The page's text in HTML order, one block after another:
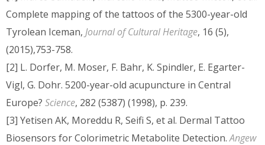
Complete mapping of the tattoos of the 5300-year-old
Tyrolean Iceman, Journal of Cultural Heritage, 16 (5),
(2015),753-758.
[2] L. Dorfer, M. Moser, F. Bahr, K. Spindler, E. Egarter-
Vigl, G. Dohr. 5200-year-old acupuncture in Central
Europe? Science, 282 (5387) (1998), p. 239.
[3] Yetisen AK, Moreddu R, Seifi S, et al. Dermal Tattoo
Biosensors for Colorimetric Metabolite Detection.Angew